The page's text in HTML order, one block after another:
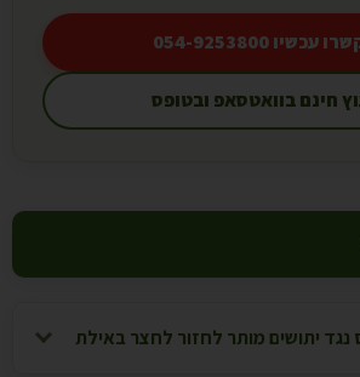
054-9253800
חינם בוואטסאפ ובטופס
נגד יתושים מותר לחזור לחצר באילת